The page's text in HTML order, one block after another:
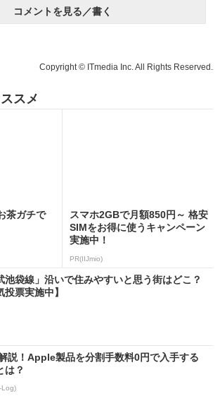
コメントを見る／書く
Copyright © ITmedia Inc. All Rights Reserved.
スメ
茶ガチで
スマホ2GBで月額850円～ 格安
SIMをお得に使うキャンペーン
実施中！
PR(IIJmio)
池袋線」沿いで住みやすいと思う街はどこ？
投票実施中】
説！Apple製品を分割手数料0円で入手する
は？
Log)